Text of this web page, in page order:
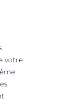
votre
: